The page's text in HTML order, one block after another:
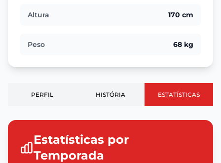
Altura 170 cm
Peso 68 kg
PERFIL HISTÓRIA ESTATÍSTICAS
Estatísticas por
Temporada